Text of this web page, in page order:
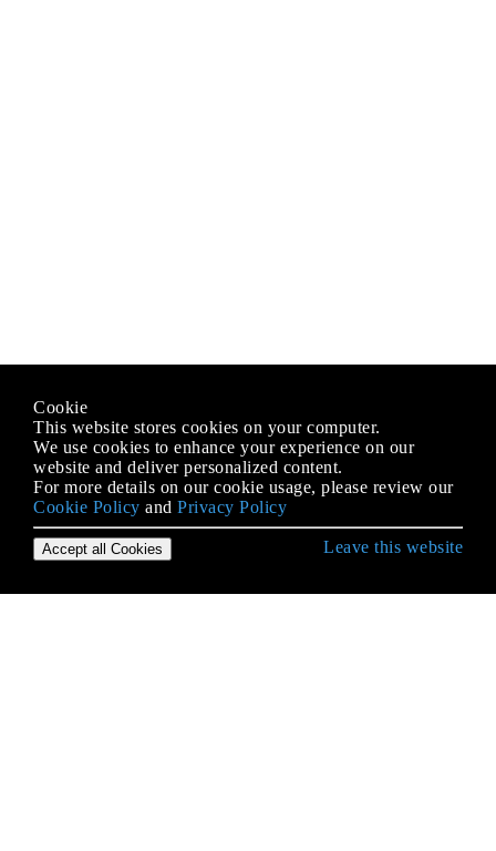
Cookie
This website stores cookies on your computer.
We use cookies to enhance your experience on our
website and deliver personalized content.
For more details on our cookie usage, please review our
Cookie Policy and Privacy Policy
Accept all Cookies Leave this website